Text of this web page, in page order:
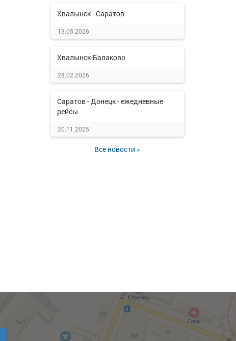
Хвалынск - Саратов
13.05.2026
Хвалынск-Балаково
28.02.2026
Саратов - Донецк - ежедневные
рейсы
20.11.2025
Все новости »